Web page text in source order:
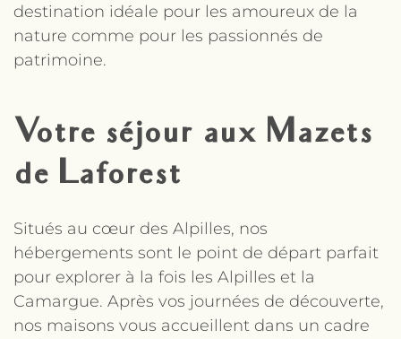
destination idéale pour les amoureux de la
nature comme pour les passionnés de
patrimoine.
Votre séjour aux Mazets
de Laforest
Situés au cœur des Alpilles, nos
hébergements sont le point de départ parfait
pour explorer à la fois les Alpilles et la
Camargue. Après vos journées de découverte,
nos maisons vous accueillent dans un cadre